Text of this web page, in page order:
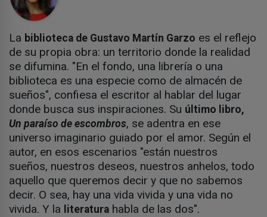
La biblioteca de Gustavo Martín Garzo es el reflejo
de su propia obra: un territorio donde la realidad
se difumina. "En el fondo, una librería o una
biblioteca es una especie como de almacén de
sueños", confiesa el escritor al hablar del lugar
donde busca sus inspiraciones. Su último libro,
Un paraíso de escombros, se adentra en ese
universo imaginario guiado por el amor. Según el
autor, en esos escenarios "están nuestros
sueños, nuestros deseos, nuestros anhelos, todo
aquello que queremos decir y que no sabemos
decir. O sea, hay una vida vivida y una vida no
vivida. Y la literatura habla de las dos".